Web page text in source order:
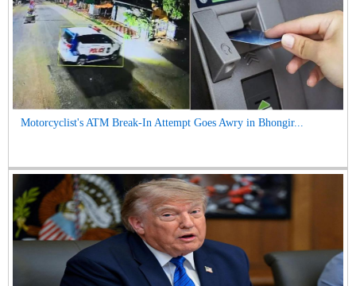
Motorcyclist's ATM Break-In Attempt Goes Awry in Bhongir...